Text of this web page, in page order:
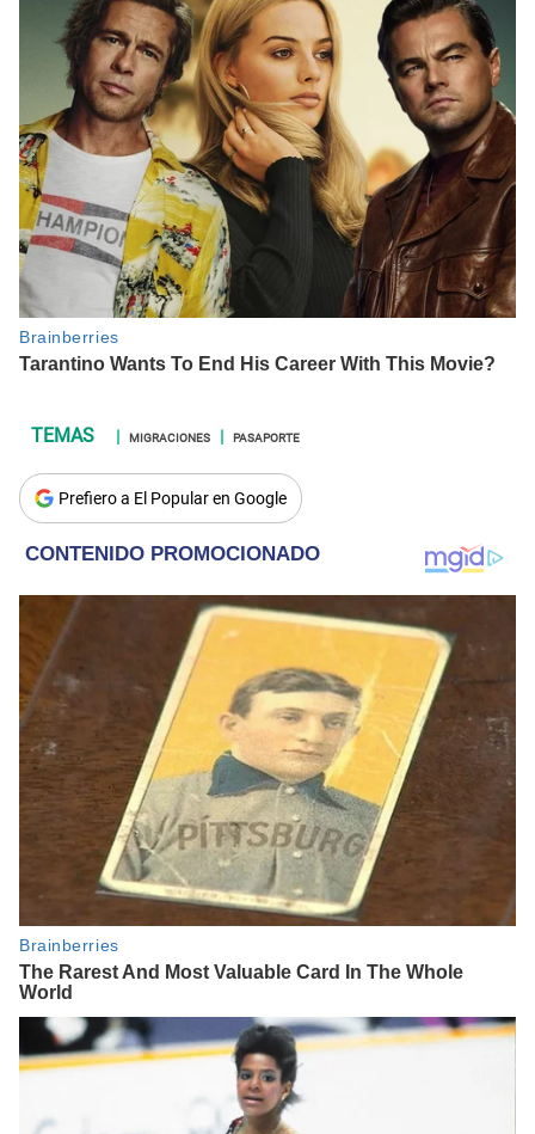
MIGRACIONES PASAPORTE
Prefiero a El Popular en Google